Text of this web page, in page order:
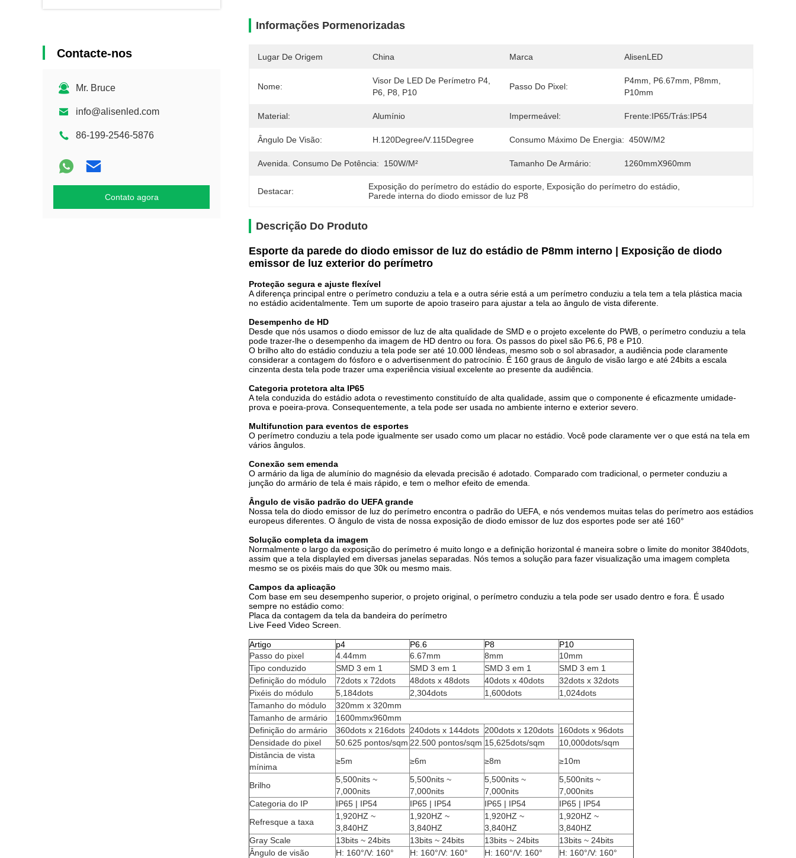
Contacte-nos
Mr. Bruce
info@alisenled.com
86-199-2546-5876
Contato agora
Informações Pormenorizadas
Lugar De Origem China Marca AlisenLED
Nome:
Visor De LED De Perímetro P4,
P6, P8, P10
Passo Do Pixel:
P4mm, P6.67mm, P8mm,
P10mm
Material: Alumínio Impermeável: Frente:IP65/Trás:IP54
Ângulo De Visão: H.120Degree/V.115Degree Consumo Máximo De Energia: 450W/m2
Avenida. Consumo De Potência: 150W/m² Tamanho De Armário: 1260mmX960mm
Destacar: Exposição do perímetro do estádio do esporte Exposição do perímetro do estádio
Parede interna do diodo emissor de luz P8
Descrição Do Produto
Esporte da parede do diodo emissor de luz do estádio de P8mm interno | Exposição de diodo
emissor de luz exterior do perímetro
Proteção segura e ajuste flexível
A diferença principal entre o perímetro conduziu a tela e a outra série está a um perímetro conduziu a tela tem a tela plástica macia
no estádio acidentalmente. Tem um suporte de apoio traseiro para ajustar a tela ao ângulo de vista diferente.
Desempenho de HD
Desde que nós usamos o diodo emissor de luz de alta qualidade de SMD e o projeto excelente do PWB, o perímetro conduziu a tela
pode trazer-lhe o desempenho da imagem de HD dentro ou fora. Os passos do pixel são P6.6, P8 e P10.
O brilho alto do estádio conduziu a tela pode ser até 10.000 lêndeas, mesmo sob o sol abrasador, a audiência pode claramente
considerar a contagem do fósforo e o advertisenment do patrocínio. É 160 graus de ângulo de visão largo e até 24bits a escala
cinzenta desta tela pode trazer uma experiência visiual excelente ao presente da audiência.
Categoria protetora alta IP65
A tela conduzida do estádio adota o revestimento constituído de alta qualidade, assim que o componente é eficazmente umidade-
prova e poeira-prova. Consequentemente, a tela pode ser usada no ambiente interno e exterior severo.
Multifunction para eventos de esportes
O perímetro conduziu a tela pode igualmente ser usado como um placar no estádio. Você pode claramente ver o que está na tela em
vários ângulos.
Conexão sem emenda
O armário da liga de alumínio do magnésio da elevada precisão é adotado. Comparado com tradicional, o permeter conduziu a
junção do armário de tela é mais rápido, e tem o melhor efeito de emenda.
Ângulo de visão padrão do UEFA grande
Nossa tela do diodo emissor de luz do perímetro encontra o padrão do UEFA, e nós vendemos muitas telas do perímetro aos estádios
europeus diferentes. O ângulo de vista de nossa exposição de diodo emissor de luz dos esportes pode ser até 160°
Solução completa da imagem
Normalmente o largo da exposição do perímetro é muito longo e a definição horizontal é maneira sobre o limite do monitor 3840dots,
assim que a tela displayled em diversas janelas separadas. Nós temos a solução para fazer visualização uma imagem completa
mesmo se os pixéis mais do que 30k ou mesmo mais.
Campos da aplicação
Com base em seu desempenho superior, o projeto original, o perímetro conduziu a tela pode ser usado dentro e fora. É usado
sempre no estádio como:
Placa da contagem da tela da bandeira do perímetro
Live Feed Video Screen.
Artigo p4 P6.6 P8
P10
Passo do pixel
4.44mm 6.67mm 8mm
10mm
Tipo conduzido
SMD 3 em 1 SMD 3 em 1 SMD 3 em 1
SMD 3 em 1
Definição do módulo
72dots x 72dots 48dots x 48dots 40dots x 40dots
32dots x 32dots
Pixéis do módulo
5,184dots 2,304dots 1,600dots
1,024dots
Tamanho do módulo
320mm x 320mm
Tamanho de armário
1600mmx960mm
Definição do armário
360dots x 216dots 240dots x 144dots 200dots x 120dots
160dots x 96dots
Densidade do pixel
50.625 pontos/sqm 22.500 pontos/sqm 15,625dots/sqm
10,000dots/sqm
Distância de vista
mínima
≥5m ≥6m ≥8m ≥10m
Brilho
5,500nits ~
7,000nits
5,500nits ~
7,000nits
5,500nits ~
7,000nits
5,500nits ~
7,000nits
Categoria do IP
IP65 | IP54 IP65 | IP54 IP65 | IP54
IP65 | IP54
Refresque a taxa
1,920HZ ~
3,840HZ
1,920HZ ~
3,840HZ
1,920HZ ~
3,840HZ
1,920HZ ~
3,840HZ
Gray Scale
13bits ~ 24bits 13bits ~ 24bits 13bits ~ 24bits
13bits ~ 24bits
Ângulo de visão
H: 160°/V: 160° H: 160°/V: 160° H: 160°/V: 160°
H: 160°/V: 160°